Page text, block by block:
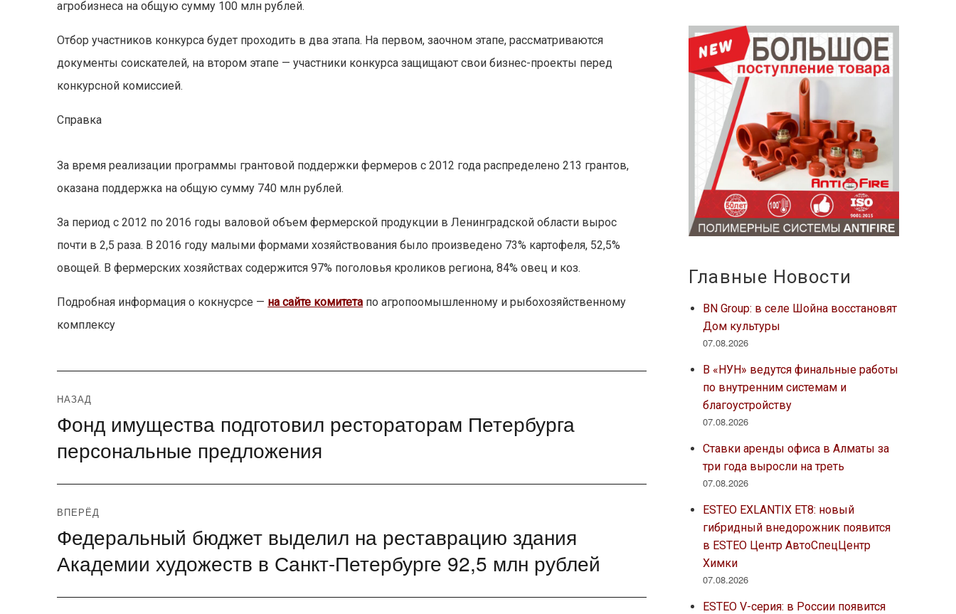
агробизнеса на общую сумму 100 млн рублей.
Отбор участников конкурса будет проходить в два этапа. На первом, заочном этапе, рассматриваются
документы соискателей, на втором этапе — участники конкурса защищают свои бизнес-проекты перед
конкурсной комиссией.
Справка
За время реализации программы грантовой поддержки фермеров с 2012 года распределено 213 грантов,
оказана поддержка на общую сумму 740 млн рублей.
За период с 2012 по 2016 годы валовой объем фермерской продукции в Ленинградской области вырос
почти в 2,5 раза. В 2016 году малыми формами хозяйствования было произведено 73% картофеля, 52,5%
овощей. В фермерских хозяйствах содержится 97% поголовья кроликов региона, 84% овец и коз.
Подробная информация о кокнусрсе — на сайте комитета по агропоомышленному и рыбохозяйственному
комплексу
Навигация
по
записям
НАЗАД
Предыдущая
запись:
Фонд имущества подготовил рестораторам Петербурга
персональные предложения
ВПЕРЁД
Следующая
запись:
Федеральный бюджет выделил на реставрацию здания
Академии художеств в Санкт-Петербурге 92,5 млн рублей
Главные Новости
BN Group: в селе Шойна восстановят
Дом культуры
07.08.2026
В «НУН» ведутся финальные работы
по внутренним системам и
благоустройству
07.08.2026
Ставки аренды офиса в Алматы за
три года выросли на треть
07.08.2026
ESTEO EXLANTIX ET8: новый
гибридный внедорожник появится
в ESTEO Центр АвтоСпецЦентр
Химки
07.08.2026
ESTEO V-серия: в России появится